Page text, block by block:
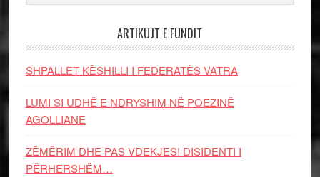
ARTIKUJT E FUNDIT
SHPALLET KËSHILLI I FEDERATËS VATRA
LUMI SI UDHË E NDRYSHIM NË POEZINË
AGOLLIANE
ZËMËRIM DHE PAS VDEKJES! DISIDENTI I
PËRHERSHËM…